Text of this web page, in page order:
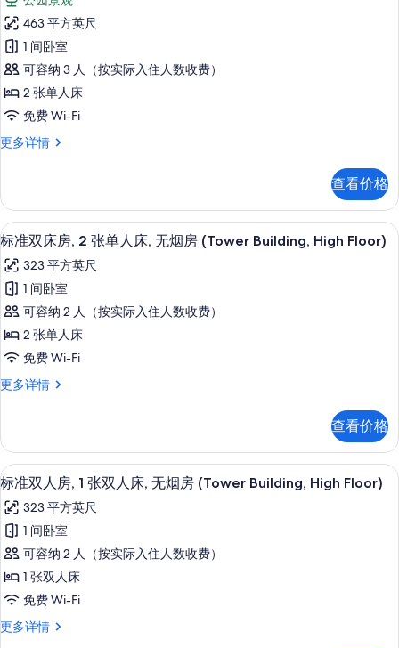
所
有
照
片
观
(Imperial
Floor)
更
多
信
息
华
丽
双
床
房,
园
观
(Imperial
Floor)
的
所
有
照
片
463 平方英尺
1 间卧室
可容纳 3 人（按实际入住人数收费）
2 张单人床
免费 Wi-Fi
更多详情
华
房,
公
园
观
(Imperial
Floor)
更
多
信
息
查看价格
显
示
标
准
双
床
2
单
人
床,
无
烟
房
(Tower
Building,
High
Floor)
1 多间卧室、高档床上用品、羽绒被、
7
标准双床房, 2 张单人床, 无烟房 (Tower Building, High Floor)
323 平方英尺
1 间卧室
可容纳 2 人（按实际入住人数收费）
2 张单人床
免费 Wi-Fi
更多详情
标
房,
张
人
床,
无
烟
房
(Tower
Building,
High
查看价格
显
示
标
准
双
人
1
1 多间卧室、高档床上用品、羽绒被、
7
标准双人房, 1 张双人床, 无烟房 (Tower Building, High Floor)
323 平方英尺
1 间卧室
可容纳 2 人（按实际入住人数收费）
1 张双人床
免费 Wi-Fi
更多详情
标